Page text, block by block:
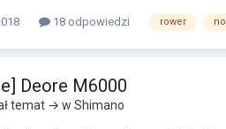
18 odpowiedzi rower
Deore M6000
temat → w Shimano